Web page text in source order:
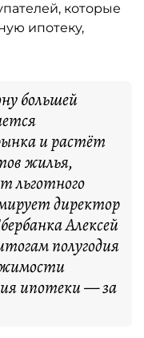
которые
ипотеку,
большей
и растёт
жилья,
льготного
директор
Алексей
полугодия
ипотеки — за